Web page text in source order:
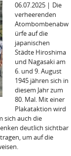
06.07.2025 | Die
verheerenden
Atombombenabw
ürfe auf die
japanischen
Städte Hiroshima
und Nagasaki am
6. und 9. August
1945 jähren sich in
diesem Jahr zum
80. Mal. Mit einer
Plakataktion wird
sich auch die
deutlich sichtbar
um auf die